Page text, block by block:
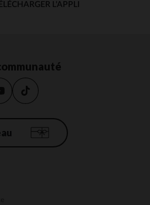
L'APPLI